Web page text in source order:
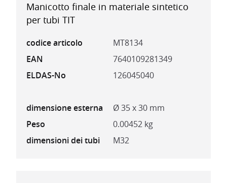
Manicotto finale in materiale sintetico
per tubi TIT
codice articolo
MT8134
EAN
7640109281349
ELDAS-No
126045040
dimensione esterna
Ø 35 x 30 mm
Peso
0.00452 kg
dimensioni dei tubi
M32